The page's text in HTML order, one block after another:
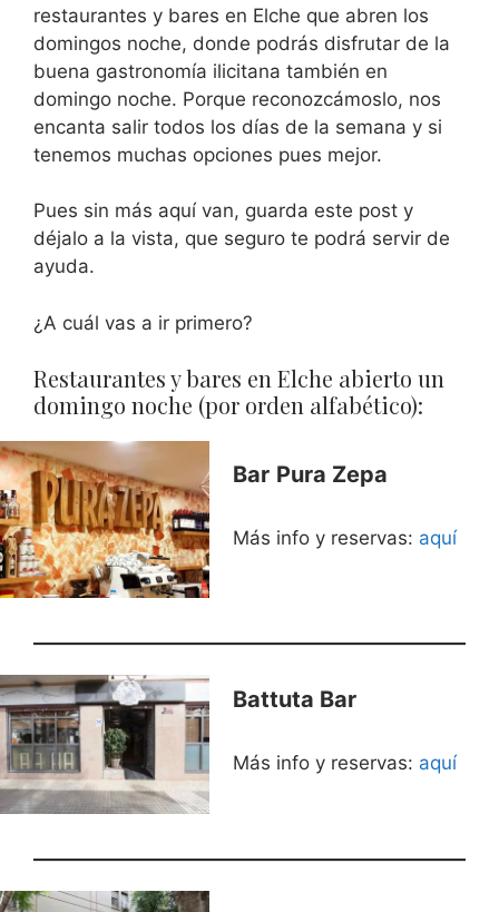
restaurantes y bares en Elche que abren los
domingos noche, donde podrás disfrutar de la
buena gastronomía ilicitana también en
domingo noche. Porque reconozcámoslo, nos
encanta salir todos los días de la semana y si
tenemos muchas opciones pues mejor.
Pues sin más aquí van, guarda este post y
déjalo a la vista, que seguro te podrá servir de
ayuda.
¿A cuál vas a ir primero?
Restaurantes y bares en Elche abierto un
domingo noche (por orden alfabético):
Bar Pura Zepa
Más info y reservas: aquí
Battuta Bar
Más info y reservas: aquí